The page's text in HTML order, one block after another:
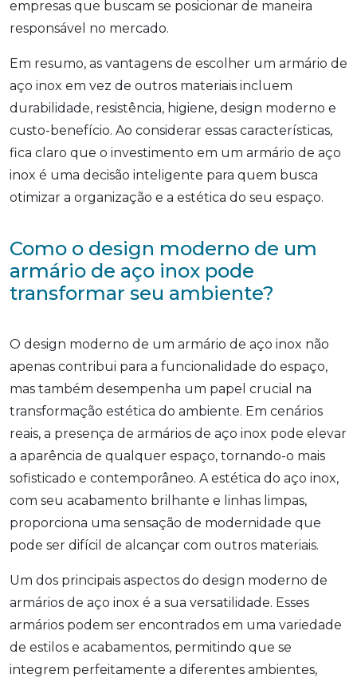
empresas que buscam se posicionar de maneira
responsável no mercado.
Em resumo, as vantagens de escolher um armário de
aço inox em vez de outros materiais incluem
durabilidade, resistência, higiene, design moderno e
custo-benefício. Ao considerar essas características,
fica claro que o investimento em um armário de aço
inox é uma decisão inteligente para quem busca
otimizar a organização e a estética do seu espaço.
Como o design moderno de um
armário de aço inox pode
transformar seu ambiente?
O design moderno de um armário de aço inox não
apenas contribui para a funcionalidade do espaço,
mas também desempenha um papel crucial na
transformação estética do ambiente. Em cenários
reais, a presença de armários de aço inox pode elevar
a aparência de qualquer espaço, tornando-o mais
sofisticado e contemporâneo. A estética do aço inox,
com seu acabamento brilhante e linhas limpas,
proporciona uma sensação de modernidade que
pode ser difícil de alcançar com outros materiais.
Um dos principais aspectos do design moderno de
armários de aço inox é a sua versatilidade. Esses
armários podem ser encontrados em uma variedade
de estilos e acabamentos, permitindo que se
integrem perfeitamente a diferentes ambientes,